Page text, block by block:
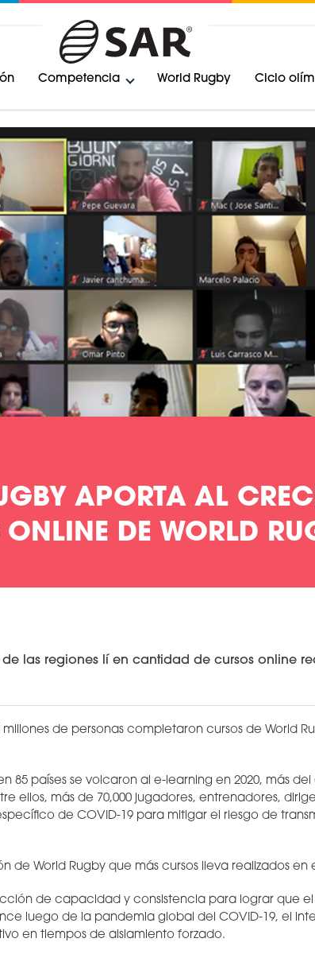
Competencia World Rugby Ciclo
APORTA AL
DE WORLD
las regiones lí en cantidad de cursos online
de personas completaron cursos de World
85 países se volcaron al e-learning en 2020, más
ellos, más de 70,000 jugadores, entrenadores,
de COVID-19 para mitigar el riesgo de
de World Rugby que más cursos lleva realizados en
de capacidad y consistencia para lograr que el
luego de la pandemia global del COVID-19, el
en tiempos de aislamiento forzado.